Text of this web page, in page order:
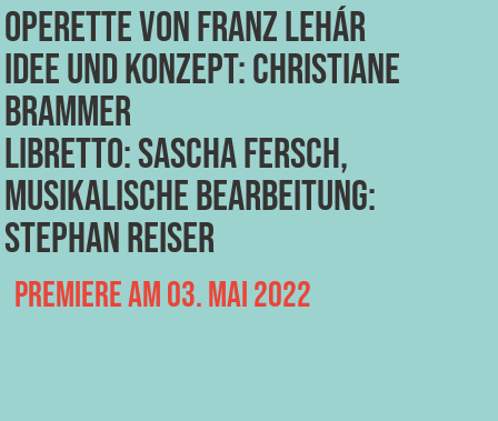
Operette von Franz Lehár
Idee und Konzept: Christiane
Brammer
Libretto: Sascha Fersch,
musikalische Bearbeitung:
Stephan Reiser
Premiere am 03. Mai 2022